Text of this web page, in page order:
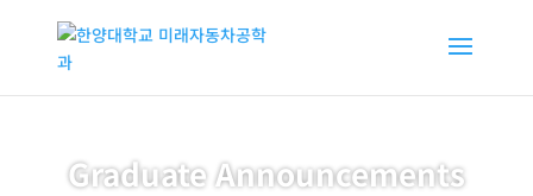
Graduate Announcements